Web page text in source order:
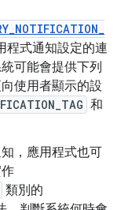
程式通知設定的連
可能會提供下列
使用者顯示的設
和
，應用程式也可
類別的